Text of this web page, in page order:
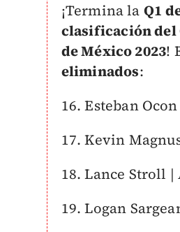
¡Termina la Q1
clasificación del
de México 2023!
eliminados:
16. Esteban
17. Kevin
18. Lance Stroll
19. Logan